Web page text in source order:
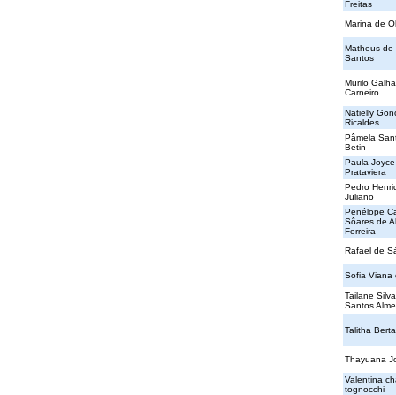
Freitas
Marina de
Matheus de
Santos
Murilo
Carneiro
Natielly
Ricaldes
Pâmela
Betin
Paula
Prataviera
Pedro
Juliano
Penélope
Sôares de
Ferreira
Rafael de
Sofia Viana
Tailane
Santos
Talitha
Thayuana
Valentina
tognocchi